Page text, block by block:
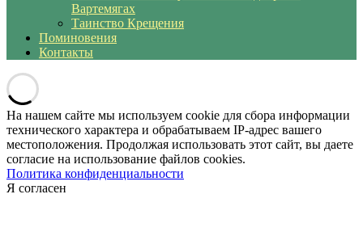
Вартемягах
Таинство Крещения
Поминовения
Контакты
На нашем сайте мы используем cookie для сбора информации
технического характера и обрабатываем IP-адрес вашего
местоположения. Продолжая использовать этот сайт, вы даете
согласие на использование файлов cookies.
Политика конфиденциальности
Я согласен